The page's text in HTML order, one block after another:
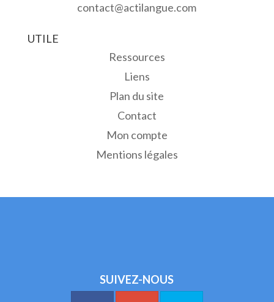
contact@actilangue.com
UTILE
Ressources
Liens
Plan du site
Contact
Mon compte
Mentions légales
SUIVEZ-NOUS